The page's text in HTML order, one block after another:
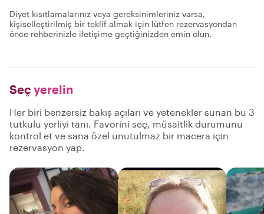
Diyet kısıtlamalarınız veya gereksinimleriniz varsa,
kişiselleştirilmiş bir teklif almak için lütfen rezervasyondan
önce rehberinizle iletişime geçtiğinizden emin olun.
Seç yerelin
Her biri benzersiz bakış açıları ve yetenekler sunan bu 3
tutkulu yerliyi tanı. Favorini seç, müsaitlik durumunu
kontrol et ve sana özel unutulmaz bir macera için
rezervasyon yap.